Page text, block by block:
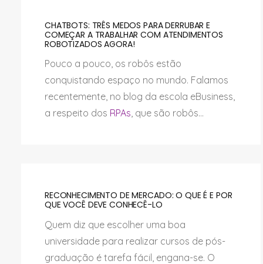
CHATBOTS: TRÊS MEDOS PARA DERRUBAR E
COMEÇAR A TRABALHAR COM ATENDIMENTOS
ROBOTIZADOS AGORA!
Pouco a pouco, os robôs estão
conquistando espaço no mundo. Falamos
recentemente, no blog da escola eBusiness,
a respeito dos RPAs, que são robôs...
RECONHECIMENTO DE MERCADO: O QUE É E POR
QUE VOCÊ DEVE CONHECÊ-LO
Quem diz que escolher uma boa
universidade para realizar cursos de pós-
graduação é tarefa fácil, engana-se. O